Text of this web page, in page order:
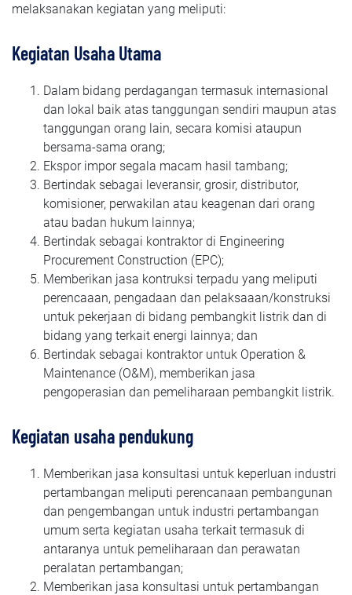
melaksanakan kegiatan yang meliputi:
Kegiatan Usaha Utama
Dalam bidang perdagangan termasuk internasional
dan lokal baik atas tanggungan sendiri maupun atas
tanggungan orang lain, secara komisi ataupun
bersama-sama orang;
Ekspor impor segala macam hasil tambang;
Bertindak sebagai leveransir, grosir, distributor,
komisioner, perwakilan atau keagenan dari orang
atau badan hukum lainnya;
Bertindak sebagai kontraktor di Engineering
Procurement Construction (EPC);
Memberikan jasa kontruksi terpadu yang meliputi
perencaaan, pengadaan dan pelaksaaan/konstruksi
untuk pekerjaan di bidang pembangkit listrik dan di
bidang yang terkait energi lainnya; dan
Bertindak sebagai kontraktor untuk Operation &
Maintenance (O&M), memberikan jasa
pengoperasian dan pemeliharaan pembangkit listrik.
Kegiatan usaha pendukung
Memberikan jasa konsultasi untuk keperluan industri
pertambangan meliputi perencanaan pembangunan
dan pengembangan untuk industri pertambangan
umum serta kegiatan usaha terkait termasuk di
antaranya untuk pemeliharaan dan perawatan
peralatan pertambangan;
Memberikan jasa konsultasi untuk pertambangan